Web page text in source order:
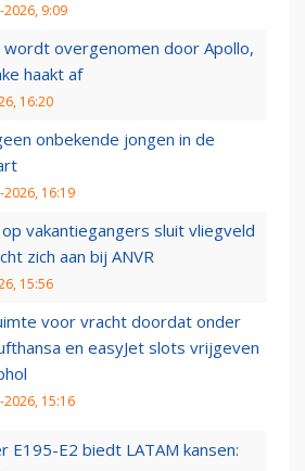
2026, 9:09
wordt overgenomen door Apollo,
haakt af
16:20
onbekende jongen in de
2026, 16:19
vakantiegangers sluit vliegveld
zich aan bij ANVR
15:56
voor vracht doordat onder
en easyJet slots vrijgeven
2026, 15:16
E195-E2 biedt LATAM kansen: